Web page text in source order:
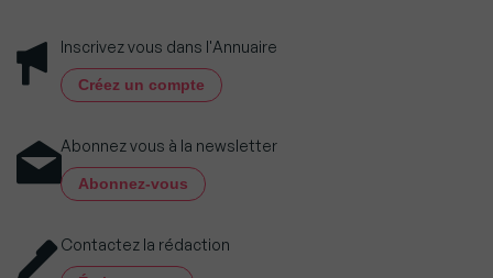
Inscrivez vous dans l'Annuaire
Créez un compte
Abonnez vous à la newsletter
Abonnez-vous
Contactez la rédaction